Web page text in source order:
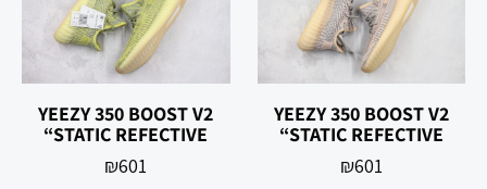
YEEZY 350 BOOST V2
“STATIC REFECTIVE
₪601
YEEZY 350 BOOST V2
“STATIC REFECTIVE
₪601